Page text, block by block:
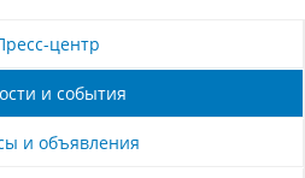
центр
и события
и объявления